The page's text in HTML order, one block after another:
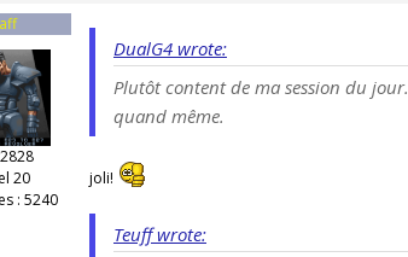
20
: 5240
DualG4 wrote:
Plutôt content de ma session du
quand même.
joli!
Teuff wrote: